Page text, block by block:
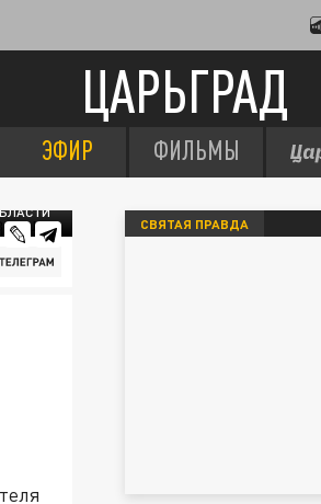
ЦАРЬГРАД
ЭФИР ФИЛЬМЫ
СВЯТАЯ ПРАВДА